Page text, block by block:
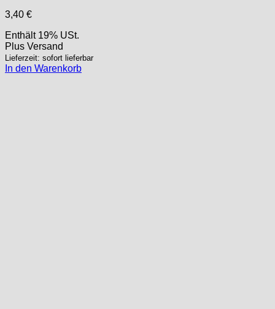
3,40 €
Enthält 19% USt.
Plus Versand
Lieferzeit: sofort lieferbar
In den Warenkorb